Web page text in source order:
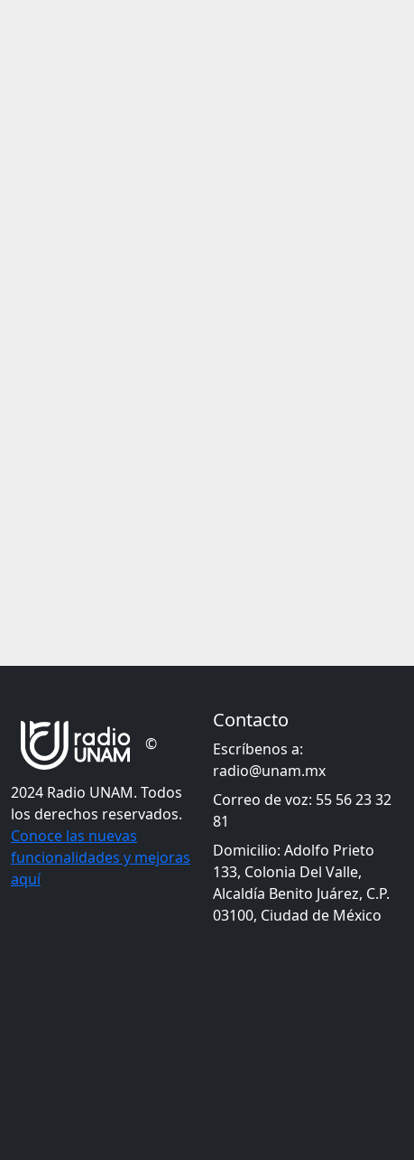
©
2024 Radio UNAM. Todos
los derechos reservados.
Conoce las nuevas
funcionalidades y mejoras
aquí
Contacto
Escríbenos a:
radio@unam.mx
Correo de voz: 55 56 23 32
81
Domicilio: Adolfo Prieto
133, Colonia Del Valle,
Alcaldía Benito Juárez, C.P.
03100, Ciudad de México